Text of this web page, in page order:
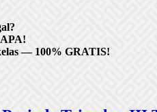
— 100% GRATIS!